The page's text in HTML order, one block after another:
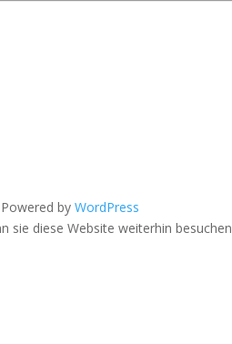
byWordPress
sie diese Website weiterhin